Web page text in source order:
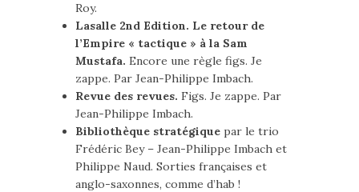
Roy.
Lasalle 2nd Edition. Le retour de
l’Empire « tactique » à la Sam
Mustafa. Encore une règle figs. Je
zappe. Par Jean-Philippe Imbach.
Revue des revues. Figs. Je zappe. Par
Jean-Philippe Imbach.
Bibliothèque stratégique par le trio
Frédéric Bey – Jean-Philippe Imbach et
Philippe Naud. Sorties françaises et
anglo-saxonnes, comme d’hab !